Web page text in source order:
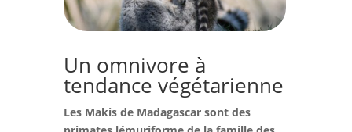
Un omnivore à
tendance végétarienne
Les Makis de Madagascar sont des